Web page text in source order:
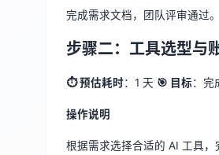
完成需求文档，团队评审通过。
步骤二：工具选型与
⏱ 预估耗时：1 天 🎯 目标：完
操作说明
根据需求选择合适的 AI 工具，